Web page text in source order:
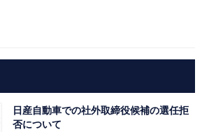
日産自動車での社外取締役候補の選任拒
否について